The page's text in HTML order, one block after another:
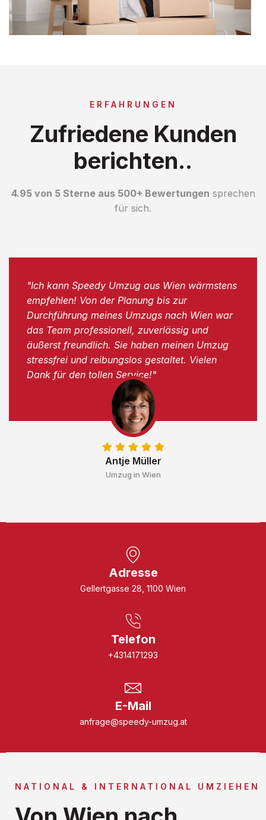
ERFAHRUNGEN
Zufriedene Kunden
berichten..
4.95 von 5 Sterne aus 500+ Bewertungen sprechen
für sich.
Antje Müller
Umzug in Wien
"Ich kann Speedy Umzug aus Wien wärmstens
empfehlen! Von der Planung bis zur
Durchführung meines Umzugs nach Wien war
das Team professionell, zuverlässig und
äußerst freundlich. Sie haben meinen Umzug
stressfrei und reibungslos gestaltet. Vielen
Dank für den tollen Service!"
Adresse
Gellertgasse 28, 1100 Wien
Telefon
+4314171293
E-Mail
anfrage@speedy-umzug.at
NATIONAL & INTERNATIONAL UMZIEHEN